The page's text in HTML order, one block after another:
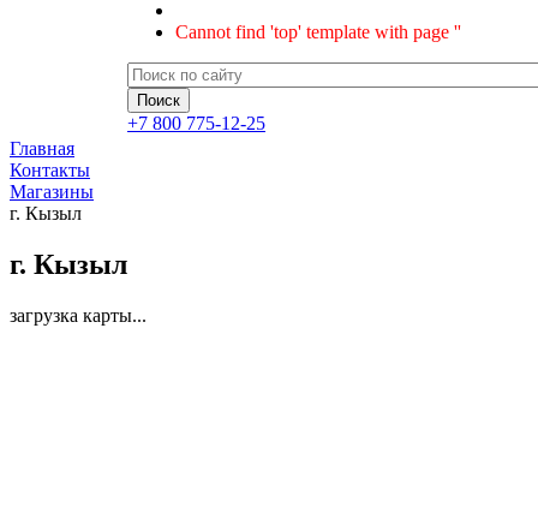
Cannot find 'top' template with page ''
+7 800 775-12-25
Главная
Контакты
Магазины
г. Кызыл
г. Кызыл
загрузка карты...